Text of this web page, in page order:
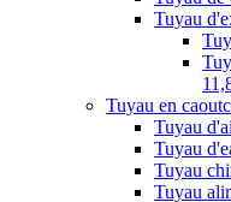
Tuyau
Tuyau en
Tuyau
Tuyau
Tuyau
Tuyau